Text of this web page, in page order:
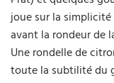
joue sur la
avant la rondeur de
Une rondelle de
toute la subtilité du